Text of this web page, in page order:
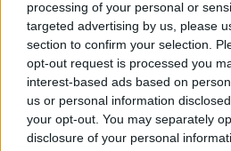
processing of your personal or
targeted advertising by us, please
section to confirm your selection.
opt-out request is processed you
interest-based ads based on
us or personal information
your opt-out. You may separately
disclosure of your personal